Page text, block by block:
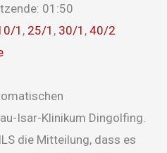
01:50
1 , 25/1 , 30/1 , 40/2
Isar-Klinikum Dingolfing.
die Mitteilung, dass es